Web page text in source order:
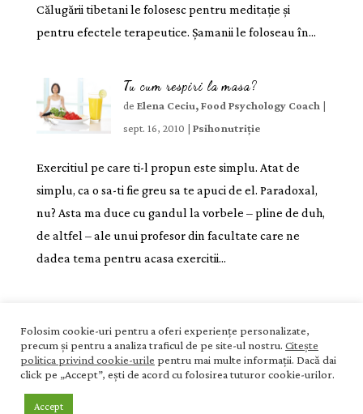
Călugării tibetani le folosesc pentru meditație și
pentru efectele terapeutice. Șamanii le foloseau în...
Tu cum respiri la masa?
deElena Ceciu, Food Psychology Coach |
sept. 16, 2010 |Psihonutriție
Exercitiul pe care ti-l propun este simplu. Atat de
simplu, ca o sa-ti fie greu sa te apuci de el. Paradoxal,
nu? Asta ma duce cu gandul la vorbele – pline de duh,
de altfel – ale unui profesor din facultate care ne
dadea tema pentru acasa exercitii...
Acasă Blog
Termeni și condiții
Politica de confidențialitate
Politica de cookies
Contact
Folosim cookie-uri pentru a oferi experiențe personalizate,
precum și pentru a analiza traficul de pe site-ul nostru. Citește
politica privind cookie-urile pentru mai multe informații. Dacă dai
click pe „Accept”, ești de acord cu folosirea tuturor cookie-urilor.
Accept